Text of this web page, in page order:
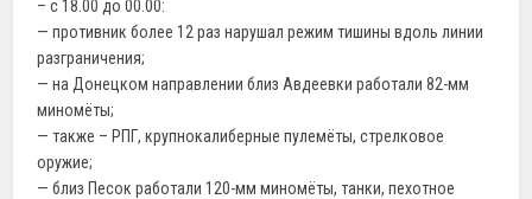
– с 18.00 до 00.00:
— противник более 12 раз нарушал режим тишины вдоль линии
разграничения;
— на Донецком направлении близ Авдеевки работали 82-мм
миномёты;
— также – РПГ, крупнокалиберные пулемёты, стрелковое
оружие;
— близ Песок работали 120-мм миномёты, танки, пехотное